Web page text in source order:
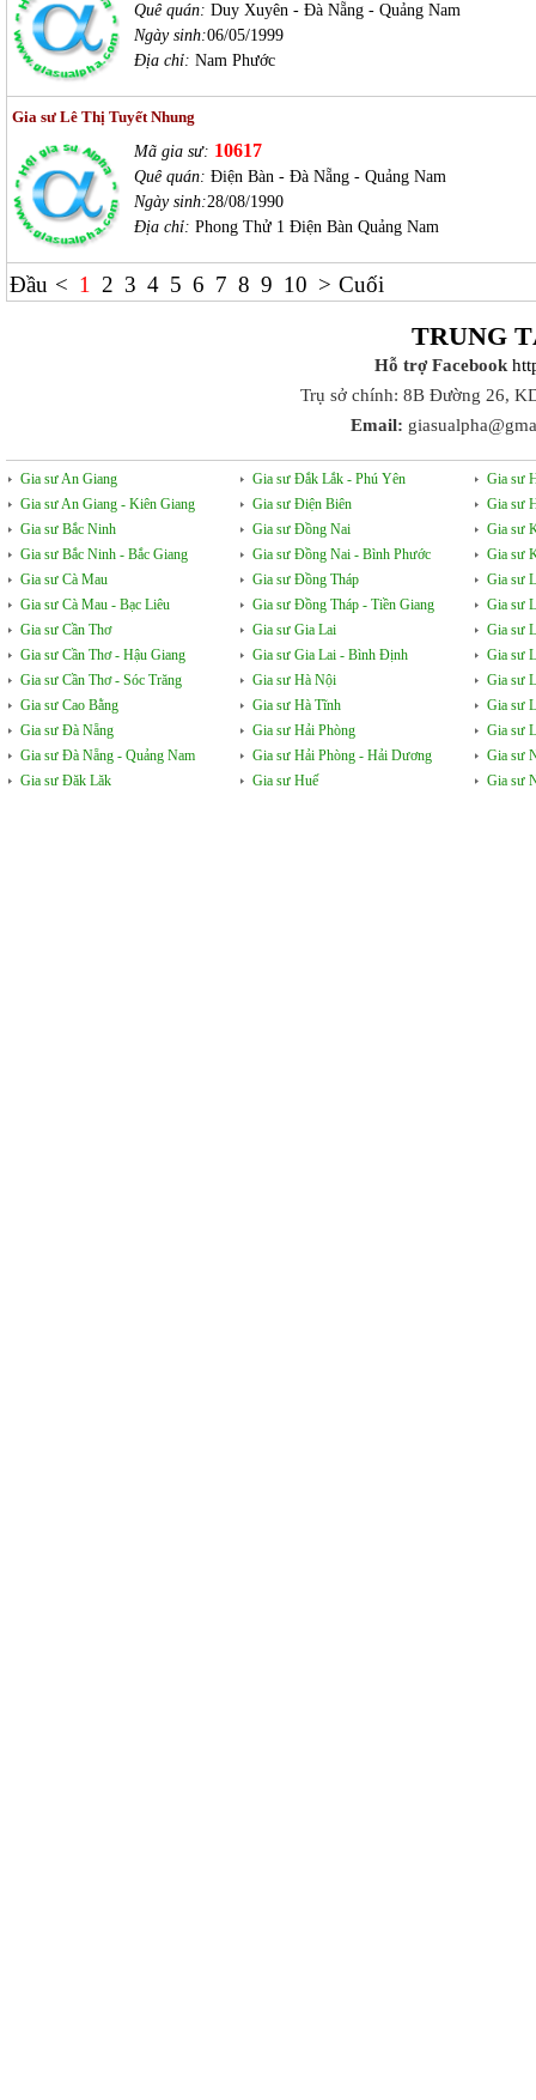
Quê quán: Duy Xuyên - Đà Nẵng - Quảng Nam
Ngày sinh:06/05/1999
Địa chỉ: Nam Phước
Gia sư Lê Thị Tuyết Nhung
Mã gia sư: 10617
Quê quán: Điện Bàn - Đà Nẵng - Quảng Nam
Ngày sinh:28/08/1990
Địa chỉ: Phong Thử 1 Điện Bàn Quảng Nam
Đầu < 1 2 3 4 5 6 7 8 9 10 > Cuối
TRUNG
Hỗ trợ Facebook
Trụ sở chính: 8B Đường 26,
Email:
Gia sư An Giang
Gia sư An Giang - Kiên Giang
Gia sư Bắc Ninh
Gia sư Bắc Ninh - Bắc Giang
Gia sư Cà Mau
Gia sư Cà Mau - Bạc Liêu
Gia sư Cần Thơ
Gia sư Cần Thơ - Hậu Giang
Gia sư Cần Thơ - Sóc Trăng
Gia sư Cao Bằng
Gia sư Đà Nẵng
Gia sư Đà Nẵng - Quảng Nam
Gia sư Đăk Lăk
Gia sư Đắk Lắk - Phú Yên
Gia sư Điện Biên
Gia sư Đồng Nai
Gia sư Đồng Nai - Bình Phước
Gia sư Đồng Tháp
Gia sư Đồng Tháp - Tiền Giang
Gia sư Gia Lai
Gia sư Gia Lai - Bình Định
Gia sư Hà Nội
Gia sư Hà Tĩnh
Gia sư Hải Phòng
Gia sư Hải Phòng - Hải Dương
Gia sư Huế
Gia sư
Gia sư
Gia sư
Gia sư
Gia sư
Gia sư
Gia sư
Gia sư
Gia sư
Gia sư
Gia sư
Gia sư
Gia sư